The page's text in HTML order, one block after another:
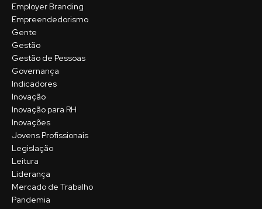
Employer Branding
Empreendedorismo
Gente
Gestão
Gestão de Pessoas
Governança
Indicadores
Inovação
Inovação para RH
Inovações
Jovens Profissionais
Legislação
Leitura
Liderança
Mercado de Trabalho
Pandemia